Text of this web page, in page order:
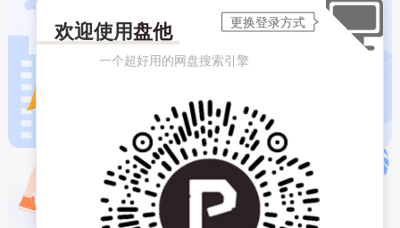
欢迎使用盘他
一个超好用的网盘搜索引擎